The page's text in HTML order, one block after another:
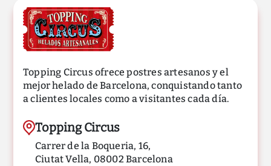
Topping Circus ofrece postres artesanos y el
mejor helado de Barcelona, conquistando tanto
a clientes locales como a visitantes cada día.
Topping Circus
Carrer de la Boqueria, 16,
Ciutat Vella, 08002 Barcelona